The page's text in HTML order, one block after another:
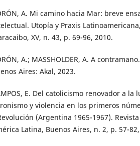
A. Mi camino hacia Mar: breve
Utopía y Praxis
XV, n. 43, p. 69-96, 2010.
A.; MASSHOLDER, A. A
Aires: Akal, 2023.
E. Del catolicismo renovador a
y violencia en los primeros
(Argentina 1965-1967).
Latina, Buenos Aires, n. 2, p. 57-